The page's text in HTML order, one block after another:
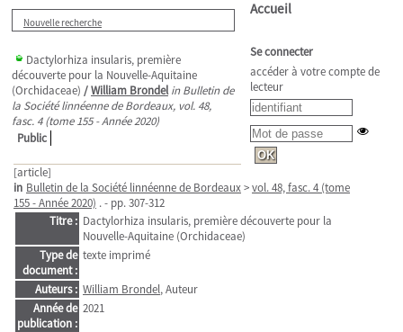
Nouvelle recherche
Dactylorhiza insularis, première
découverte pour la Nouvelle-Aquitaine
(Orchidaceae) /William Brondel in Bulletin de
la Société linnéenne de Bordeaux, vol. 48,
fasc. 4 (tome 155 - Année 2020)
Public
[article]
in Bulletin de la Société linnéenne de Bordeaux>vol. 48, fasc. 4 (tome
155 - Année 2020) . - pp. 307-312
Titre : Dactylorhiza insularis, première découverte pour la
Nouvelle-Aquitaine (Orchidaceae)
Type de
document :
texte imprimé
Auteurs : William Brondel, Auteur
Année de
publication :
2021
Accueil
Se connecter
accéder à votre compte de
lecteur